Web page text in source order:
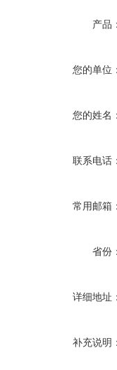
产品
您的单位
您的姓名
联系电话
常用邮箱
省份
详细地址
补充说明